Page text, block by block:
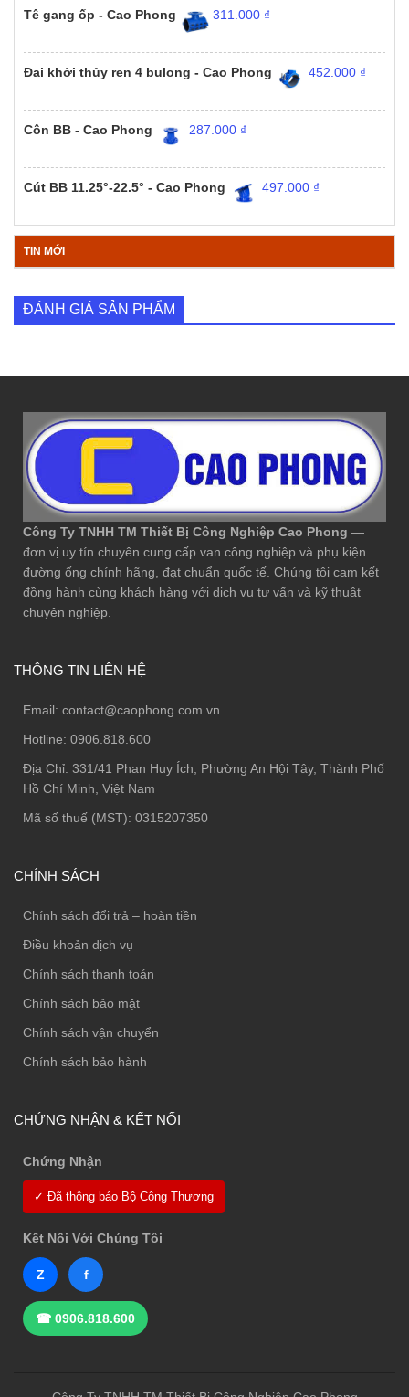
Tê gang ốp - Cao Phong 311.000 ₫
Đai khởi thủy ren 4 bulong - Cao Phong 452.000 ₫
Côn BB - Cao Phong 287.000 ₫
Cút BB 11.25°-22.5° - Cao Phong 497.000 ₫
TIN MỚI
ĐÁNH GIÁ SẢN PHẨM
Công Ty TNHH TM Thiết Bị Công Nghiệp Cao Phong —
đơn vị uy tín chuyên cung cấp van công nghiệp và phụ kiện
đường ống chính hãng, đạt chuẩn quốc tế. Chúng tôi cam kết
đồng hành cùng khách hàng với dịch vụ tư vấn và kỹ thuật
chuyên nghiệp.
THÔNG TIN LIÊN HỆ
Email: contact@caophong.com.vn
Hotline: 0906.818.600
Địa Chỉ: 331/41 Phan Huy Ích, Phường An Hội Tây, Thành Phố
Hồ Chí Minh, Việt Nam
Mã số thuế (MST): 0315207350
CHÍNH SÁCH
Chính sách đổi trả – hoàn tiền
Điều khoản dịch vụ
Chính sách thanh toán
Chính sách bảo mật
Chính sách vận chuyển
Chính sách bảo hành
CHỨNG NHẬN & KẾT NỐI
Chứng Nhận
✓ Đã thông báo Bộ Công Thương
Kết Nối Với Chúng Tôi
Z f
☎ 0906.818.600